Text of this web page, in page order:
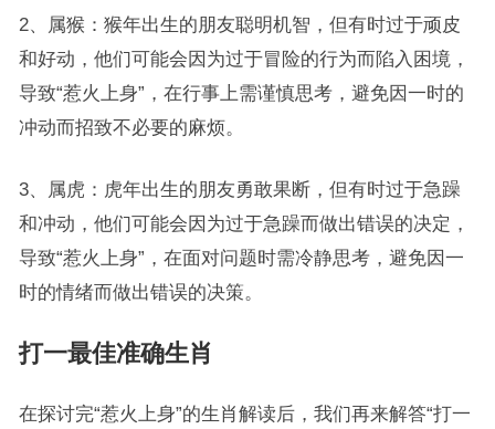
2、属猴：猴年出生的朋友聪明机智，但有时过于顽皮
和好动，他们可能会因为过于冒险的行为而陷入困境，
导致“惹火上身”，在行事上需谨慎思考，避免因一时的
冲动而招致不必要的麻烦。
3、属虎：虎年出生的朋友勇敢果断，但有时过于急躁
和冲动，他们可能会因为过于急躁而做出错误的决定，
导致“惹火上身”，在面对问题时需冷静思考，避免因一
时的情绪而做出错误的决策。
打一最佳准确生肖
在探讨完“惹火上身”的生肖解读后，我们再来解答“打一